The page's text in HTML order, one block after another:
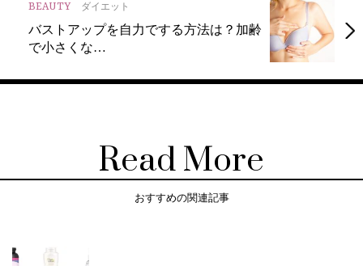
BEAUTY ダイエット
バストアップを自力でする方法は？加齢
で小さくな…
Read More
おすすめの関連記事